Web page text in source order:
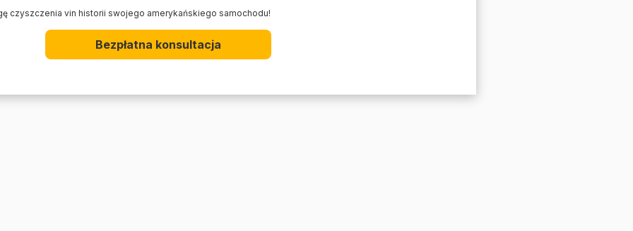
czyszczenia vin historii swojego amerykańskiego samochodu!
Bezpłatna konsultacja